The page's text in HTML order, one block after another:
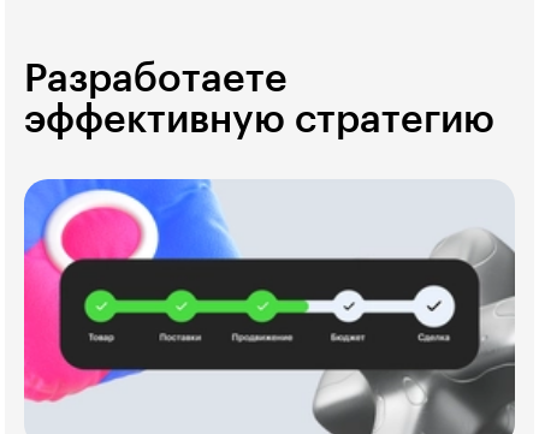
Разработаете
эффективную стратегию